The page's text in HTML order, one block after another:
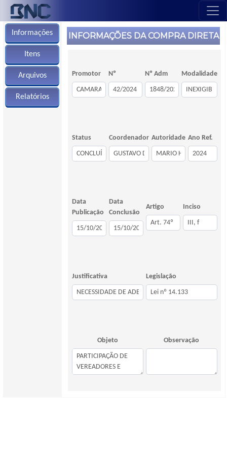
Informações
Itens
Arquivos
Relatórios
INFORMAÇÕES DA COMPRA DIRETA
Promotor Nº Nº Adm Modalidade
Status Coordenador Autoridade Ano Ref.
Data
Publicação
Data
Conclusão
Artigo Inciso
Justificativa Legislação
Objeto Observação